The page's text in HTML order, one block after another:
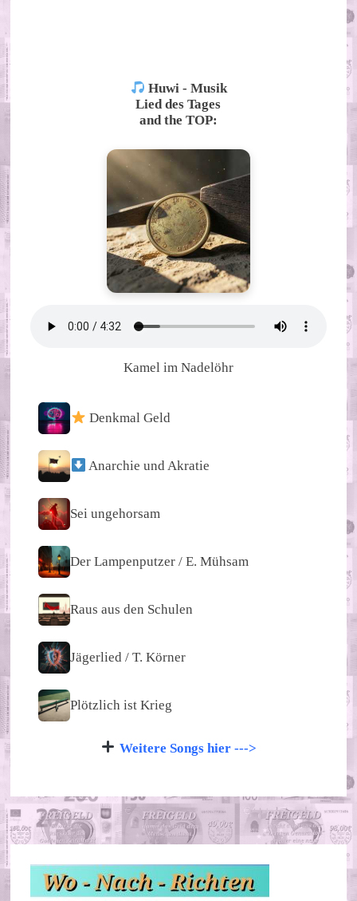
Huwi - Musik
Lied des Tages
and the TOP:
Kamel im Nadelöhr
Denkmal Geld
Anarchie und Akratie
Sei ungehorsam
Der Lampenputzer / E. Mühsam
Raus aus den Schulen
Jägerlied / T. Körner
Plötzlich ist Krieg
Weitere Songs hier --->